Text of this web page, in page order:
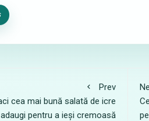
Prev
cea mai bună salată de icre
pentru a ieși cremoasă